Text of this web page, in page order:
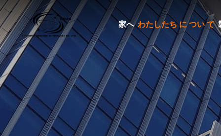
家へ わたしたち に つい て